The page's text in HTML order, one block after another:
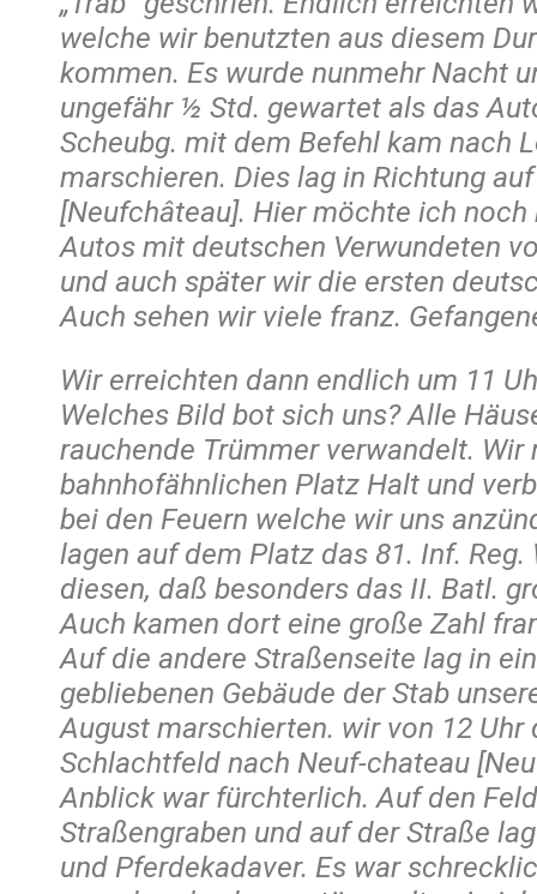
welche wir benutzten aus diesem
kommen. Es wurde nunmehr Nacht
ungefähr ½ Std. gewartet als das
Scheubg. mit dem Befehl kam nach
marschieren. Dies lag in Richtung
[Neufchâteau]. Hier möchte ich
Autos mit deutschen Verwundeten
und auch später wir die ersten
Auch sehen wir viele franz.
Wir erreichten dann endlich um 11
Welches Bild bot sich uns? Alle
rauchende Trümmer verwandelt.
bahnhofähnlichen Platz Halt und
bei den Feuern welche wir uns
lagen auf dem Platz das 81. Inf. Reg.
diesen, daß besonders das II. Batl.
Auch kamen dort eine große Zahl
Auf die andere Straßenseite lag in
gebliebenen Gebäude der Stab
August marschierten. wir von 12 Uhr
Schlachtfeld nach Neuf-chateau
Anblick war fürchterlich. Auf den
Straßengraben und auf der Straße
und Pferdekadaver. Es war